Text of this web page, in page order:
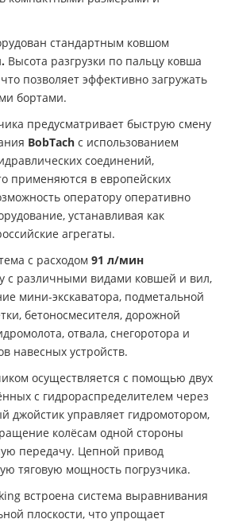
стандартным ковшом
Высота разгрузки по пальцу ковша
позволяет эффективно загружать
бортами.
предусматривает быструю смену
BobTach с использованием
соединений,
применяются в европейских
оператору оперативно
устанавливая как
агрегаты.
с расходом 91 л/мин
с различными видами ковшей и вил,
мини-экскаватора, подметальной
бетоносмесителя, дорожной
отвала, снегоротора и
навесных устройств.
осуществляется с помощью двух
с гидрораспределителем через
джойстик управляет гидромотором,
колёсам одной стороны
передачу. Цепной привод
тяговую мощность погрузчика.
встроена система выравнивания
плоскости, что упрощает